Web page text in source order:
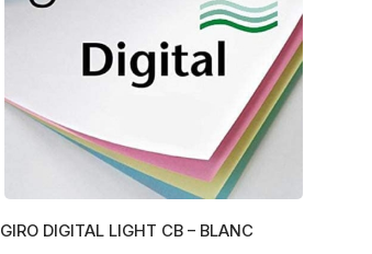
GIRO DIGITAL LIGHT CB – BLANC